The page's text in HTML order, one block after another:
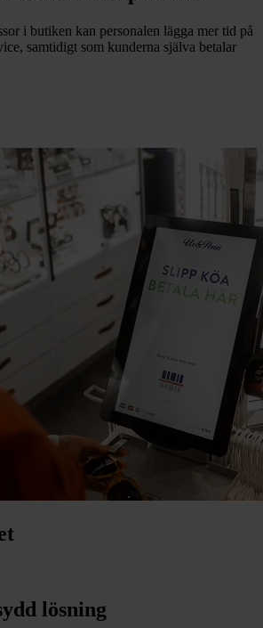
i butiken kan personalen lägga mer tid på
samtidigt som kunderna själva betalar
lösning